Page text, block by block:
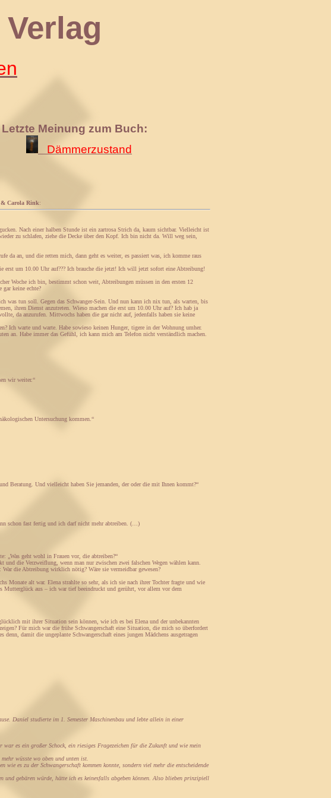
Letzte Meinung zum Buch:
Dämmerzustand
Carola Rink:
Nach einer halben Stunde ist ein zartrosa Strich da, kaum sichtbar. Vielleicht ist
zu schlafen, ziehe die Decke über den Kopf. Ich bin nicht da. Will weg sein,
da an, und die retten mich, dann geht es weiter, es passiert was, ich komme raus
erst um 10.00 Uhr auf??? Ich brauche die jetzt! Ich will jetzt sofort eine Abtreibung!
Woche ich bin, bestimmt schon weit, Abtreibungen müssen in den ersten 12
gar keine echte?
was tun soll. Gegen das Schwanger-Sein. Und nun kann ich nix tun, als warten, bis
ihren Dienst anzutreten. Wieso machen die erst um 10.00 Uhr auf? Ich hab ja
da anzurufen. Mittwochs haben die gar nicht auf, jedenfalls haben sie keine
Ich warte und warte. Habe sowieso keinen Hunger, tigere in der Wohnung umher.
an. Habe immer das Gefühl, ich kann mich am Telefon nicht verständlich machen.
wir weiter.“
Untersuchung kommen.“
Beratung. Und vielleicht haben Sie jemanden, der oder die mit Ihnen kommt?“
schon fast fertig und ich darf nicht mehr abtreiben. (…)
„Was geht wohl in Frauen vor, die abtreiben?“
die Verzweiflung, wenn man nur zwischen zwei falschen Wegen wählen kann.
die Abtreibung wirklich nötig? Wäre sie vermeidbar gewesen?
Monate alt war. Elena strahlte so sehr, als ich sie nach ihrer Tochter fragte und wie
Mutterglück aus – ich war tief beeindruckt und gerührt, vor allem vor dem
mit ihrer Situation sein können, wie ich es bei Elena und der unbekannten
Für mich war die frühe Schwangerschaft eine Situation, die mich so überfordert
damit die ungeplante Schwangerschaft eines jungen Mädchens ausgetragen
Daniel studierte im 1. Semester Maschinenbau und lebte allein in einer
war es ein großer Schock, ein riesiges Fragezeichen für die Zukunft und wie mein
wüsste wo oben und unten ist.
es zu der Schwangerschaft kommen konnte, sondern viel mehr die entscheidende
gebären würde, hätte ich es keinesfalls abgeben können. Also blieben prinzipiell